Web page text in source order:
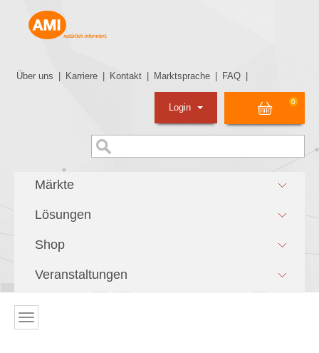
Über uns Karriere Kontakt Marktsprache FAQ
0
Login
Märkte
Lösungen
Shop
Veranstaltungen